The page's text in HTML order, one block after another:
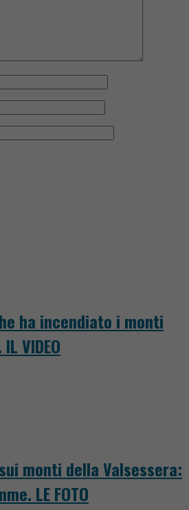
ha incendiato i monti
VIDEO
monti della Valsessera:
LE FOTO